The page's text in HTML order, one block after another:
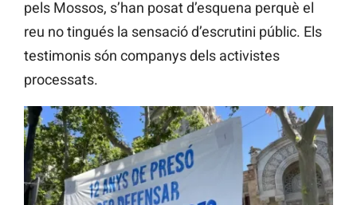
pels Mossos, s’han posat d’esquena perquè el
reu no tingués la sensació d’escrutini públic. Els
testimonis són companys dels activistes
processats.